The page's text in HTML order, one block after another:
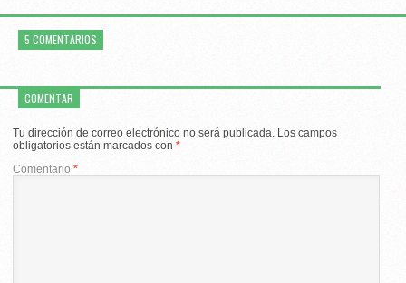
5 COMENTARIOS
COMENTAR
Tu dirección de correo electrónico no será publicada. Los campos
obligatorios están marcados con *
Comentario *